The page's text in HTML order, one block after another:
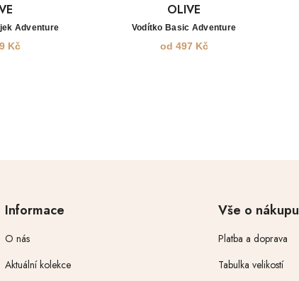
Adventure
Kč
OLIVE
Vodítko Basic Adventure
od 497Kč
Informace
O nás
Aktuální kolekce
Vše o nákupu
Platba a doprava
Tabulka velikostí